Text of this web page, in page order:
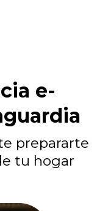
e-
prepararte
tu hogar